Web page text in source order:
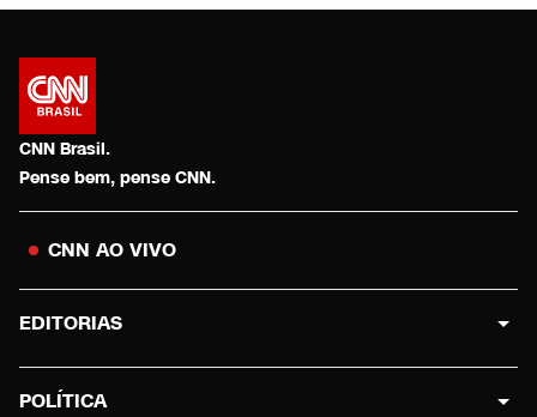
CNN Brasil.
Pense bem, pense CNN.
CNN AO VIVO
EDITORIAS
POLÍTICA